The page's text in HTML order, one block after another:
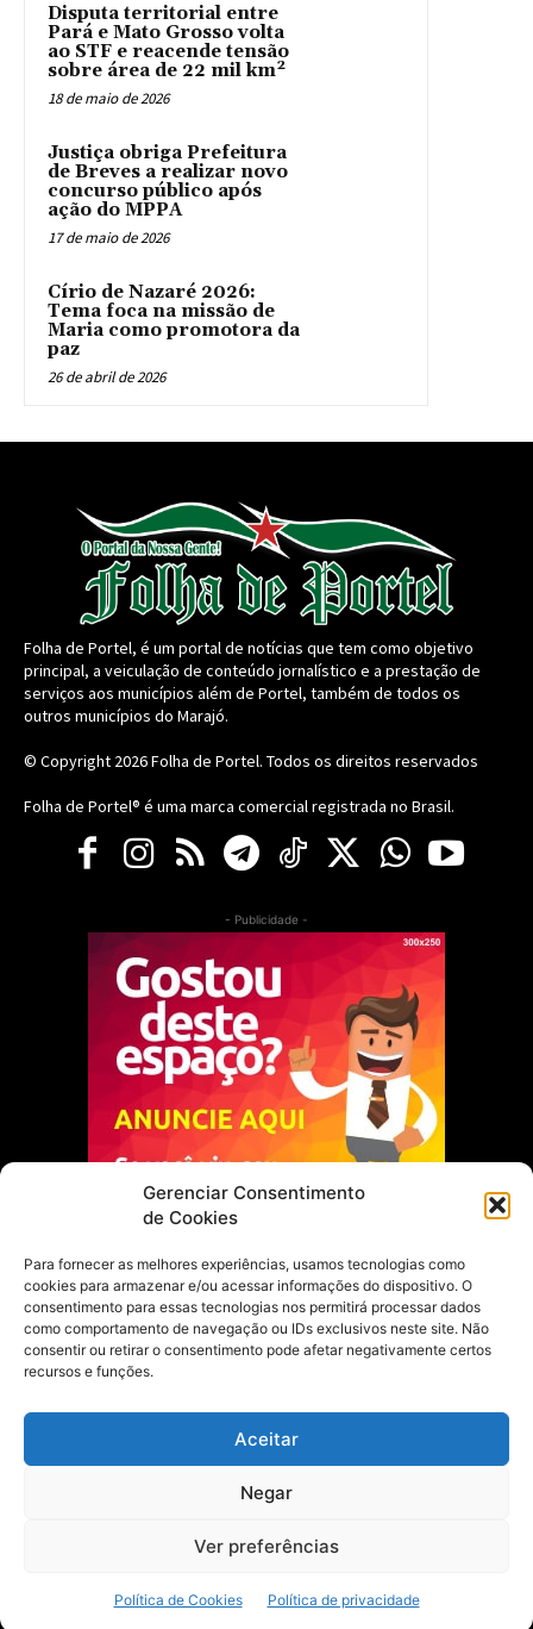
Gerenciar Consentimento
de Cookies
Para fornecer as melhores experiências, usamos tecnologias como
cookies para armazenar e/ou acessar informações do dispositivo. O
consentimento para essas tecnologias nos permitirá processar dados
como comportamento de navegação ou IDs exclusivos neste site. Não
consentir ou retirar o consentimento pode afetar negativamente certos
recursos e funções.
Aceitar
Negar
Ver preferências
Política de Cookies Política de privacidade
Disputa territorial entre
Pará e Mato Grosso volta
ao STF e reacende tensão
sobre área de 22 mil km²
18 de maio de 2026
Justiça obriga Prefeitura
de Breves a realizar novo
concurso público após
ação do MPPA
17 de maio de 2026
Círio de Nazaré 2026:
Tema foca na missão de
Maria como promotora da
paz
26 de abril de 2026
Folha de Portel, é um portal de notícias que tem como objetivo
principal, a veiculação de conteúdo jornalístico e a prestação de
serviços aos municípios além de Portel, também de todos os
outros municípios do Marajó.
© Copyright 2026Folha de Portel. Todos os direitos reservados
Folha de Portel® é uma marca comercial registrada no Brasil.
- Publicidade -
Escolha do Editor
Justiça Itinerante garante regularização
fundiária e casamento comunitário para
famílias em Portel
21 de maio de 2026
feminino pelos Jogos Estudantis Paraenses